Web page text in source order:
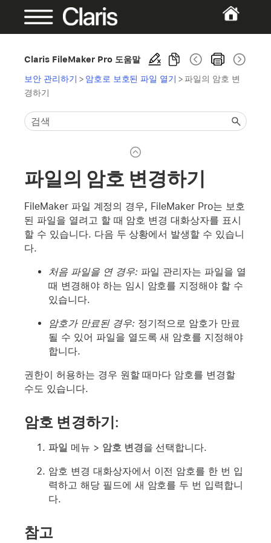
Claris FileMaker Pro 도움말
보안 관리하기 > 암호로 보호된 파일 열기 > 파일의 암호 변
경하기
파일의 암호 변경하기
FileMaker 파일 계정의 경우, FileMaker Pro는 보호
된 파일을 열려고 할 때 암호 변경 대화상자를 표시
할 수 있습니다. 다음 두 상황에서 발생할 수 있습니
다.
처음 파일을 연 경우: 파일 관리자는 파일을 열
때 변경해야 하는 임시 암호를 지정해야 할 수
있습니다.
암호가 만료된 경우: 정기적으로 암호가 만료
될 수 있어 파일을 열도록 새 암호를 지정해야
합니다.
권한이 허용하는 경우 원할 때마다 암호를 변경할
수도 있습니다.
암호 변경하기:
파일 메뉴 > 암호 변경을 선택합니다.
암호 변경 대화상자에서 이전 암호를 한 번 입
력하고 해당 필드에 새 암호를 두 번 입력합니
다.
참고